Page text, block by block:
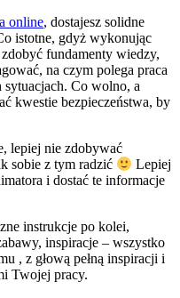
online, dostajesz solidne
istotne, gdyż wykonując
fundamenty wiedzy,
na czym polega praca
Co wolno, a
kwestie bezpieczeństwa, by
lepiej nie zdobywać
sobie z tym radzić
Lepiej
i dostać te informacje
instrukcje po kolei,
inspiracje – wszystko
, z głową pełną inspiracji i
Twojej pracy.